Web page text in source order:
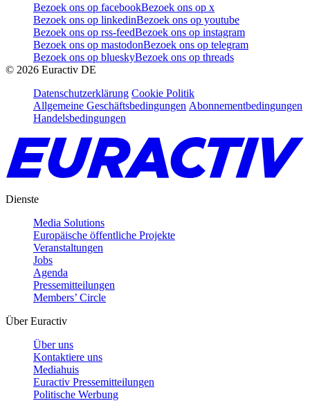
Bezoek ons op facebookBezoek ons op x
Bezoek ons op linkedinBezoek ons op youtube
Bezoek ons op rss-feedBezoek ons op instagram
Bezoek ons op mastodonBezoek ons op telegram
Bezoek ons op blueskyBezoek ons op threads
© 2026 Euractiv DE
Datenschutzerklärung Cookie Politik
Allgemeine Geschäftsbedingungen Abonnementbedingungen
Handelsbedingungen
Dienste
Media Solutions
Europäische öffentliche Projekte
Veranstaltungen
Jobs
Agenda
Pressemitteilungen
Members’ Circle
Über Euractiv
Über uns
Kontaktiere uns
Mediahuis
Euractiv Pressemitteilungen
Politische Werbung